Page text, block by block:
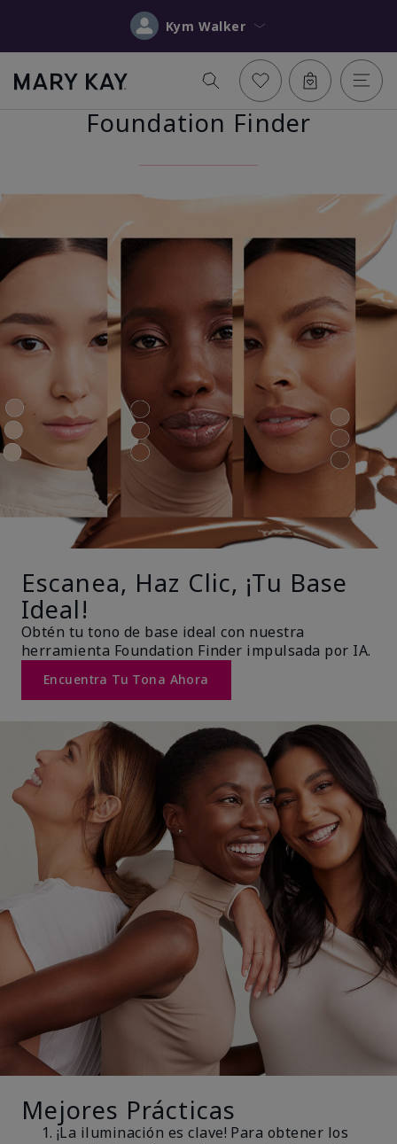
Kym Walker
Foundation Finder
Escanea, Haz Clic, ¡Tu Base
Ideal!
Obtén tu tono de base ideal con nuestra
herramienta Foundation Finder impulsada por IA.
Encuentra Tu Tona Ahora
Mejores Prácticas
¡La iluminación es clave! Para obtener los